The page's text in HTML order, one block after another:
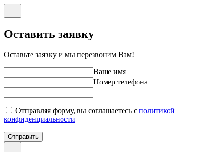
Оставить заявку
Оставьте заявку и мы перезвоним Вам!
Ваше имя
Номер телефона
Отправляя форму, вы соглашаетесь с политикой
конфиденциальности
Отправить